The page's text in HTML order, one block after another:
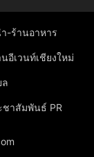
-ร้านอาหาร
อีเวนท์เชียงใหม่
ล
ชาสัมพันธ์ PR